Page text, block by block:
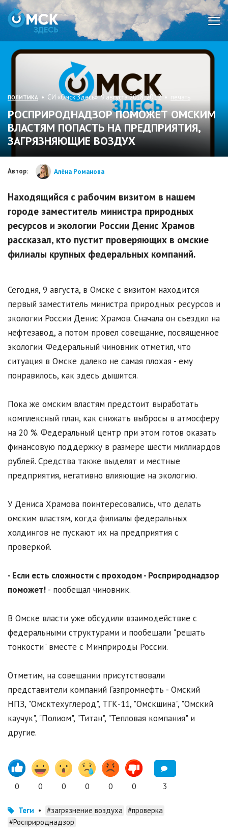
ПОЛИТИКА • СИ «Омск Здесь» 9 августа 2018, 20:12 • печать
РОСПРИРОДНАДЗОР ПОМОЖЕТ ОМСКИМ
ВЛАСТЯМ ПОПАСТЬ НА ПРЕДПРИЯТИЯ,
ЗАГРЯЗНЯЮЩИЕ ВОЗДУХ
Автор: Алёна Романова
Находящийся с рабочим визитом в нашем
городе заместитель министра природных
ресурсов и экологии России Денис Храмов
рассказал, кто пустит проверяющих в омские
филиалы крупных федеральных компаний.
Сегодня, 9 августа, в Омске с визитом находится
первый заместитель министра природных ресурсов и
экологии России Денис Храмов. Сначала он съездил на
нефтезавод, а потом провел совещание, посвященное
экологии. Федеральный чиновник отметил, что
ситуация в Омске далеко не самая плохая - ему
понравилось, как здесь дышится.
Пока же омским властям предстоит выработать
комплексный план, как снижать выбросы в атмосферу
на 20 %. Федеральный центр при этом готов оказать
финансовую поддержку в размере шести миллиардов
рублей. Средства также выделят и местные
предприятия, негативно влияющие на экологию.
У Дениса Храмова поинтересовались, что делать
омским властям, когда филиалы федеральных
холдингов не пускают их на предприятия с
проверкой.
- Если есть сложности с проходом - Росприроднадзор
поможет! - пообещал чиновник.
В Омске власти уже обсудили взаимодействие с
федеральными структурами и пообещали "решать
тонкости" вместе с Минприроды России.
Отметим, на совещании присутствовали
представители компаний Газпромнефть - Омский
НПЗ, "Омсктехуглерод", ТГК-11, "Омскшина", "Омский
каучук", "Полиом", "Титан", "Тепловая компания" и
другие.
0 0 0 0 0 0 3
Теги • #загрязнение воздуха #проверка
#Росприроднадзор